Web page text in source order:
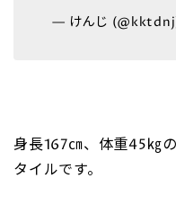
— けんじ
身長167㎝、体重45㎏
タイルです。